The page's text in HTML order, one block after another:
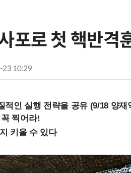
포로 첫 핵반격
23 10:29
인 실행 전략을 공유 (9/18 양재